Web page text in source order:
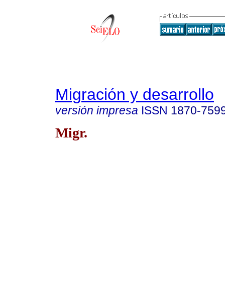
Migración y desarrollo
versión impresa ISSN 1870-
Migr.